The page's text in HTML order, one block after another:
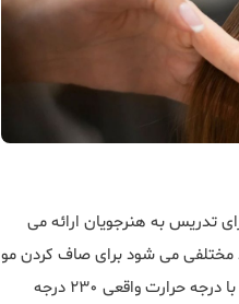
تدریس به هنرجویان ارائه می
مختلفی می شود برای صاف کردن مو
به روش های مختلف، مهم ترین ابزار برای کراتین مو در ملارد ، اتو با درجه حرارت واقعی ۲۳۰ درجه